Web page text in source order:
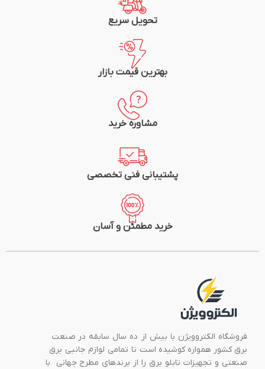
تحویل سریع
بهترین قیمت بازار
مشاوره خرید
پشتیبانی فنی تخصصی
خرید مطمئن و آسان
فروشگاه الکتروویژن با بیش از ده سال سابقه در صنعت
برق کشور همواره کوشیده است تا تمامی لوازم جانبی برق
صنعتی و تجهیزات تابلو برق را از برندهای مطرح جهانی با